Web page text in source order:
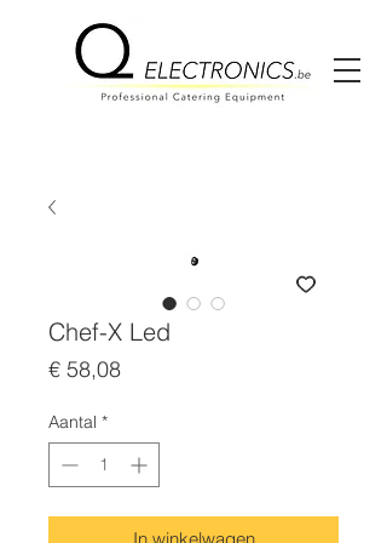
Chef-X Led
€ 58,08Prijs
Aantal *